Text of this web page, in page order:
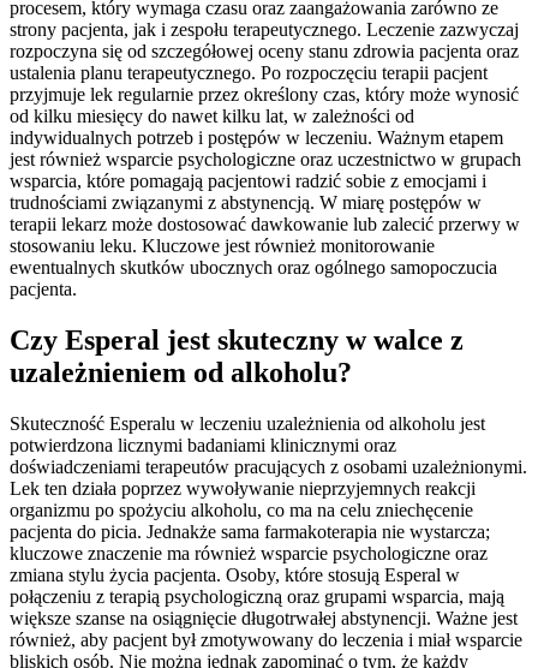
procesem, który wymaga czasu oraz zaangażowania zarówno ze
strony pacjenta, jak i zespołu terapeutycznego. Leczenie zazwyczaj
rozpoczyna się od szczegółowej oceny stanu zdrowia pacjenta oraz
ustalenia planu terapeutycznego. Po rozpoczęciu terapii pacjent
przyjmuje lek regularnie przez określony czas, który może wynosić
od kilku miesięcy do nawet kilku lat, w zależności od
indywidualnych potrzeb i postępów w leczeniu. Ważnym etapem
jest również wsparcie psychologiczne oraz uczestnictwo w grupach
wsparcia, które pomagają pacjentowi radzić sobie z emocjami i
trudnościami związanymi z abstynencją. W miarę postępów w
terapii lekarz może dostosować dawkowanie lub zalecić przerwy w
stosowaniu leku. Kluczowe jest również monitorowanie
ewentualnych skutków ubocznych oraz ogólnego samopoczucia
pacjenta.
Czy Esperal jest skuteczny w walce z
uzależnieniem od alkoholu?
Skuteczność Esperalu w leczeniu uzależnienia od alkoholu jest
potwierdzona licznymi badaniami klinicznymi oraz
doświadczeniami terapeutów pracujących z osobami uzależnionymi.
Lek ten działa poprzez wywoływanie nieprzyjemnych reakcji
organizmu po spożyciu alkoholu, co ma na celu zniechęcenie
pacjenta do picia. Jednakże sama farmakoterapia nie wystarcza;
kluczowe znaczenie ma również wsparcie psychologiczne oraz
zmiana stylu życia pacjenta. Osoby, które stosują Esperal w
połączeniu z terapią psychologiczną oraz grupami wsparcia, mają
większe szanse na osiągnięcie długotrwałej abstynencji. Ważne jest
również, aby pacjent był zmotywowany do leczenia i miał wsparcie
bliskich osób. Nie można jednak zapominać o tym, że każdy